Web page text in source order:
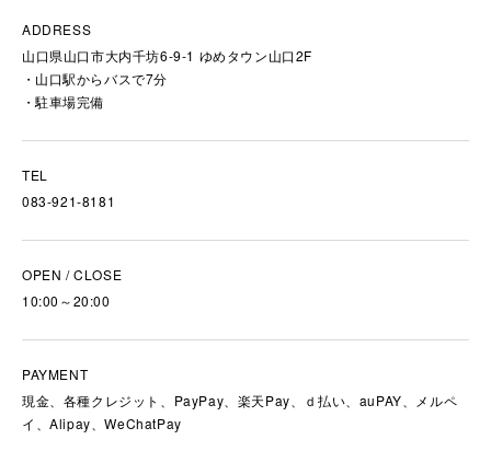
ADDRESS
山口県山口市大内千坊6-9-1 ゆめタウン山口2F
山口駅からバスで7分
駐車場完備
TEL
083-921-8181
OPEN / CLOSE
10:00～20:00
PAYMENT
現金、各種クレジット、PayPay、楽天Pay、ｄ払い、auPAY、メルペ
イ、Alipay、WeChatPay